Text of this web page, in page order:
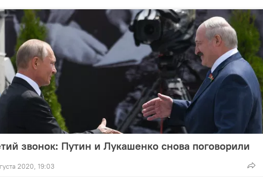
звонок: Путин и Лукашенко снова поговорили
2020, 19:03